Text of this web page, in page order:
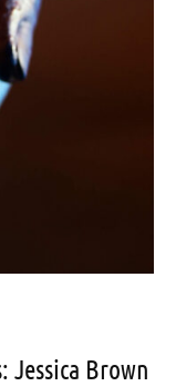
Jessica Brown